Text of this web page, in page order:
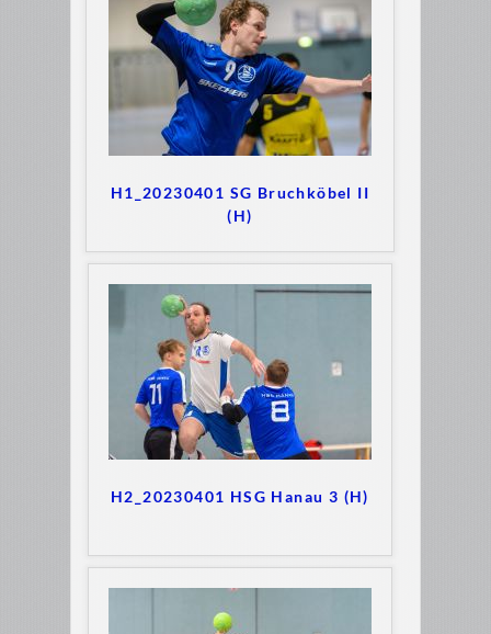
H1_20230401 SG Bruchköbel II
(H)
H2_20230401 HSG Hanau 3 (H)